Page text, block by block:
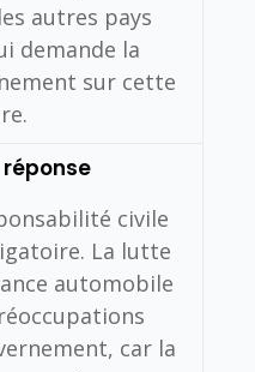
autres pays
demande la
sur cette
civile
La lutte
automobile
car la